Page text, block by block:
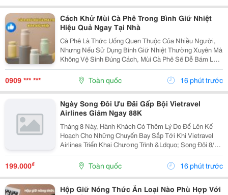
Cách Khử Mùi Cà Phê Trong Bình Giữ Nhiệt
Hiệu Quả Ngay Tại Nhà
Cà Phê Là Thức Uống Quen Thuộc Của Nhiều Người,
Nhưng Nếu Sử Dụng Bình Giữ Nhiệt Thường Xuyên Mà
Không Vệ Sinh Đúng Cách, Mùi Cà Phê Sẽ Dễ Bám Lại
Bên Trong Bình. Điều Này Không Chỉ Ảnh Hưởng Đến
Hương Vị Của Những Loại Đồ Uống Khác Mà Còn Tạo
0909 *** *** Toàn quốc 16 phút trước
Ngày Song Đôi Ưu Đãi Gấp Bội Vietravel
Airlines Giảm Ngay 88K
Tháng 8 Này, Hành Khách Có Thêm Lý Do Để Lên Kế
Hoạch Cho Những Chuyến Bay Sắp Tới Khi Vietravel
Airlines Triển Khai Chương Trình &Ldquo; Song Đôi 8/8
&Ndash; Bay Vui, Ưu Đãi Gấp Bội &Rdquo;. Với Mã Ưu
Đãi Vusongdoi08, Hành Khách Được Giảm Ngay...
199.000₫ Toàn quốc 16 phút trước
Hộp Giữ Nóng Thức Ăn Loại Nào Phù Hợp Với